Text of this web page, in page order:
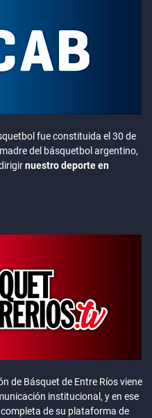
fue constituida el 30 de
del básquetbol argentino,
nuestro deporte en
de Básquet de Entre Ríos viene
institucional, y en ese
de su plataforma de